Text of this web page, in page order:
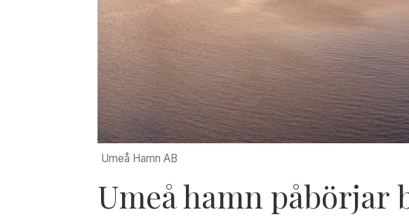
Umeå Hamn AB
Umeå hamn påbörjar